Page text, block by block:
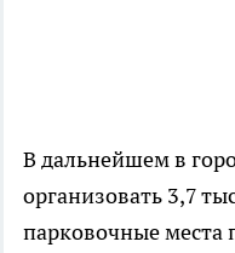
В дальнейшем в
организовать 3,7
парковочные места